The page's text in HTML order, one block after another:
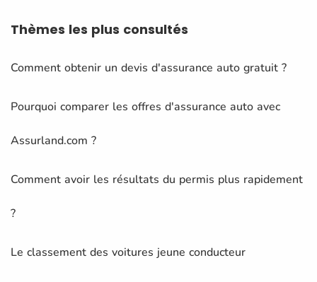
Thèmes les plus consultés
Comment obtenir un devis d'assurance auto gratuit ?
Pourquoi comparer les offres d'assurance auto avec
Assurland.com ?
Comment avoir les résultats du permis plus rapidement
?
Le classement des voitures jeune conducteur